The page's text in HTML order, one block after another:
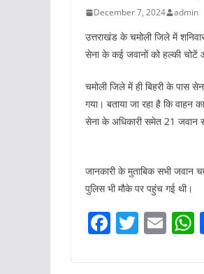
December 7, 2024 admin
उत्तराखंड के चमोली जिले में
सेना के कई जवानों को हल्की चोटें
चमोली जिले में ही बिहरी के पास
गया। बताया जा रहा है कि
सेना के अधिकारी समेत 21 जवान
जानकारी के मुताबिक सभी जवान
पुलिस भी मौके पर पहुंच गई थी।
F T E